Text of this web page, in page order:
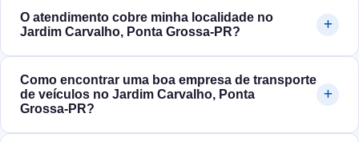
O atendimento cobre minha localidade no
Jardim Carvalho, Ponta Grossa‑PR?
Como encontrar uma boa empresa de transporte
de veículos no Jardim Carvalho, Ponta
Grossa‑PR?